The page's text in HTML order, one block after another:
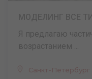
Я предлагаю
возрастанием ...
Санкт-Петербург